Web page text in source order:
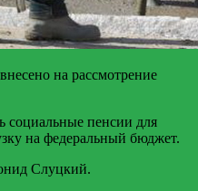
на рассмотрение
социальные пенсии для
на федеральный бюджет.
Слуцкий.